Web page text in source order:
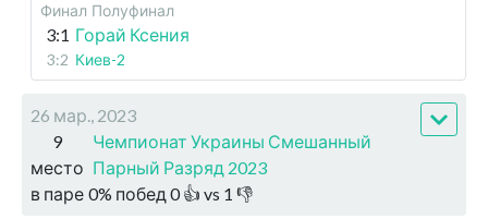
Финал Полуфинал
3:1 Горай Ксения
3:2 Киев-2
26 мар., 2023
9
место
Чемпионат Украины Смешанный
Парный Разряд 2023
в паре 0% побед 0👍 vs 1 👎